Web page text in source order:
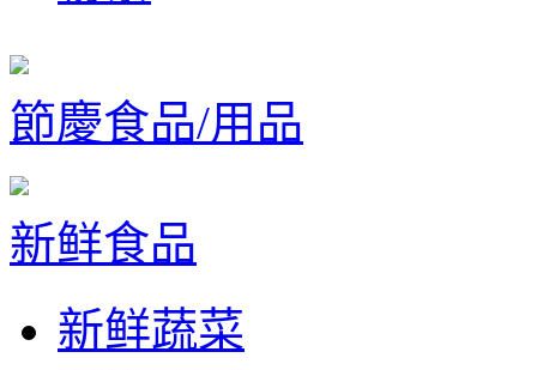
節慶食品/用品
新鲜食品
新鲜蔬菜